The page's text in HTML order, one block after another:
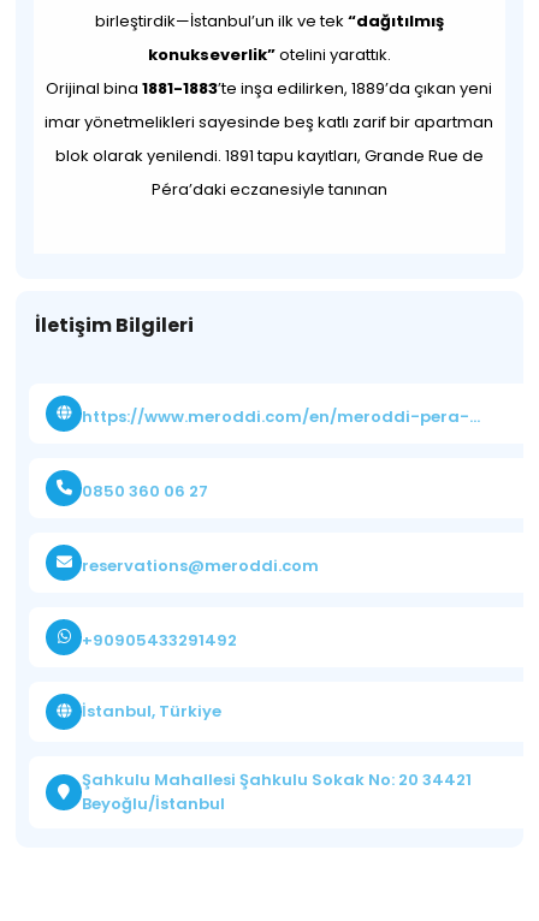
birleştirdik—İstanbul’un ilk ve tek “dağıtılmış
konukseverlik”otelini yarattık.
Orijinal bina1881-1883’te inşa edilirken, 1889’da çıkan yeni
imar yönetmelikleri sayesinde beş katlı zarif bir apartman
blok olarak yenilendi. 1891 tapu kayıtları, Grande Rue de
Péra’daki eczanesiyle tanınan
İletişim Bilgileri
https://www.meroddi.com/en/meroddi-pera-flats/
0850 360 06 27
reservations@meroddi.com
+90905433291492
İstanbul, Türkiye
Şahkulu Mahallesi Şahkulu Sokak No: 20 34421
Beyoğlu/İstanbul